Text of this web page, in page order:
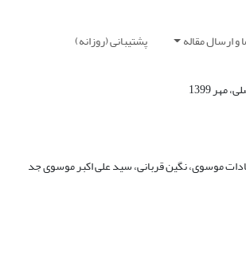
و ارسال مقاله پشتیبانی (روزانه)
موسوی، نگین قربانی، سید علی اکبر موسوی جد